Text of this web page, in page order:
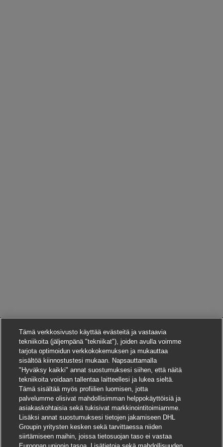
Tämä verkkosivusto käyttää evästeitä ja vastaavia
tekniikoita (jäljempänä "tekniikat"), joiden avulla voimme
tarjota optimoidun verkkokokemuksen ja mukauttaa
sisältöä kiinnostustesi mukaan. Napsauttamalla
"Hyväksy kaikki" annat suostumuksesi siihen, että näitä
tekniikoita voidaan tallentaa laitteellesi ja lukea sieltä.
Tämä sisältää myös profiilien luomisen, jotta
palvelumme olisivat mahdollisimman helppokäyttöisiä ja
asiakaskohtaisia sekä tukisivat markkinointitoimiamme.
Lisäksi annat suostumuksesi tietojen jakamiseen DHL
Groupin yritysten kesken sekä tarvittaessa niiden
siirtämiseen maihin, joissa tietosuojan taso ei vastaa